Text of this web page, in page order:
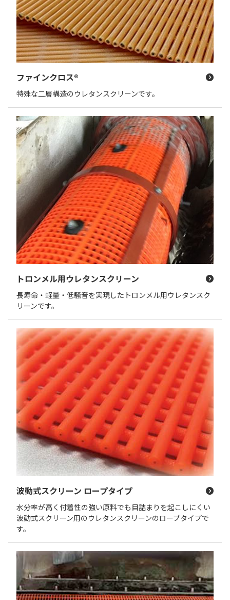
ファインクロス®
特殊な二層構造のウレタンスクリーンです。
トロンメル用ウレタンスクリーン
長寿命・軽量・低騒音を実現したトロンメル用ウレタンスク
リーンです。
波動式スクリーン ロープタイプ
水分率が高く付着性の強い原料でも目詰まりを起こしにくい
波動式スクリーン用のウレタンスクリーンのロープタイプで
す。